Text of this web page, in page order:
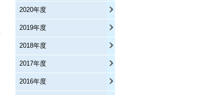
2020年度
2019年度
2018年度
2017年度
2016年度